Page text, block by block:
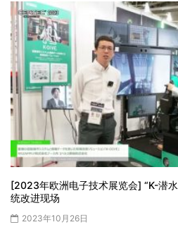
[2023年欧洲电子技术展览会] “K-潜
统改进现场
2023年10月26日